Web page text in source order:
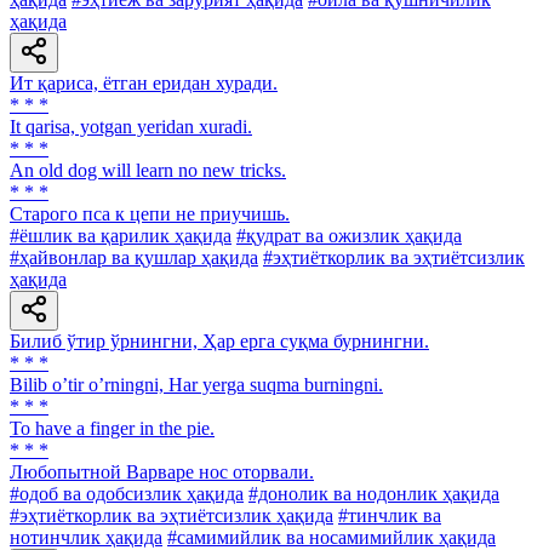
ҳақида
Ит қариса, ётган еридан хуради.
* * *
It qarisa, yotgan yeridan xuradi.
* * *
An old dog will learn no new tricks.
* * *
Старого пса к цепи не приучишь.
#ёшлик ва қарилик ҳақида #қудрат ва ожизлик ҳақида
#ҳайвонлар ва қушлар ҳақида #эҳтиёткорлик ва эҳтиётсизлик
ҳақида
Билиб ўтир ўрнингни, Ҳар ерга суқма бурнингни.
* * *
Bilib oʼtir oʼrningni, Har yerga suqma burningni.
* * *
To have a finger in the pie.
* * *
Любопытной Варваре нос оторвали.
#одоб ва одобсизлик ҳақида #донолик ва нодонлик ҳақида
#эҳтиёткорлик ва эҳтиётсизлик ҳақида #тинчлик ва
нотинчлик ҳақида #самимийлик ва носамимийлик ҳақида